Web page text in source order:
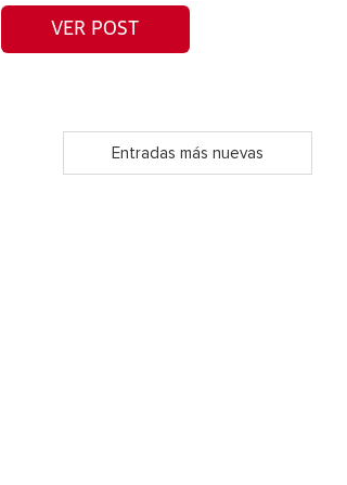
VER POST
Entradas más nuevas